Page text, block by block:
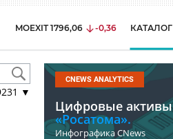
MOEXIT 1796,06 -0,36 КАТАЛОГ
▼
CNEWS ANALYTICS
Цифровые активы
«Росатома».
Инфографика CNews